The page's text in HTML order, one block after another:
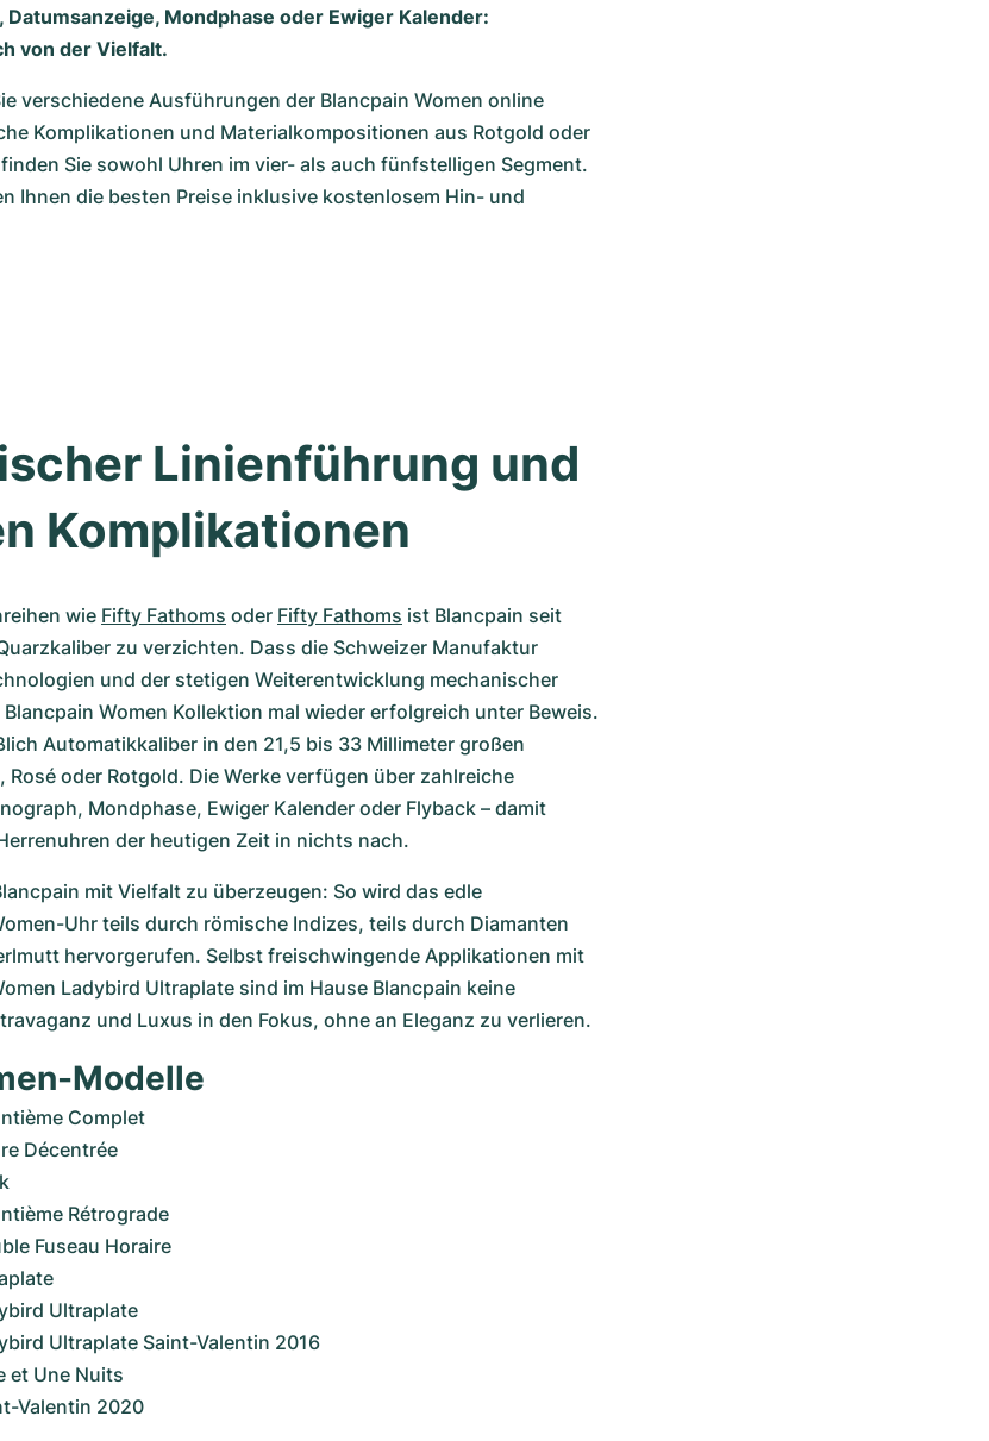
Mondphase oder Ewiger Kalender:
von der Vielfalt.
verschiedene Ausführungen der Blancpain Women online
Komplikationen und Materialkompositionen aus Rotgold oder
Sie sowohl Uhren im vier- als auch fünfstelligen Segment.
Ihnen die besten Preise inklusive kostenlosem Hin- und
Linienführung und
Komplikationen
wie Fifty Fathoms oder Fifty Fathoms ist Blancpain seit
zu verzichten. Dass die Schweizer Manufaktur
und der stetigen Weiterentwicklung mechanischer
Women Kollektion mal wieder erfolgreich unter Beweis.
Automatikkaliber in den 21,5 bis 33 Millimeter großen
Rosé oder Rotgold. Die Werke verfügen über zahlreiche
Mondphase, Ewiger Kalender oder Flyback – damit
der heutigen Zeit in nichts nach.
mit Vielfalt zu überzeugen: So wird das edle
Uhr teils durch römische Indizes, teils durch Diamanten
hervorgerufen. Selbst freischwingende Applikationen mit
Ladybird Ultraplate sind im Hause Blancpain keine
und Luxus in den Fokus, ohne an Eleganz zu verlieren.
Modelle
Complet
Décentrée
Rétrograde
Fuseau Horaire
Ultraplate
Ultraplate Saint-Valentin 2016
et Une Nuits
Valentin 2020